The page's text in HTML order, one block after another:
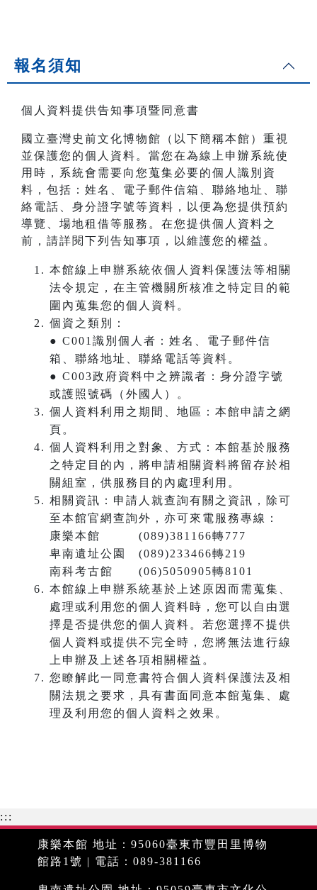
報名須知
個人資料提供告知事項暨同意書
國立臺灣史前文化博物館（以下簡稱本館）重視
並保護您的個人資料。當您在為線上申辦系統使
用時，系統會需要向您蒐集必要的個人識別資
料，包括：姓名、電子郵件信箱、聯絡地址、聯
絡電話、身分證字號等資料，以便為您提供預約
導覽、場地租借等服務。在您提供個人資料之
前，請詳閱下列告知事項，以維護您的權益。
本館線上申辦系統依個人資料保護法等相關
法令規定，在主管機關所核准之特定目的範
圍內蒐集您的個人資料。
個資之類別：
● C001識別個人者：姓名、電子郵件信
箱、聯絡地址、聯絡電話等資料。
● C003政府資料中之辨識者：身分證字號
或護照號碼（外國人）。
個人資料利用之期間、地區：本館申請之網
頁。
個人資料利用之對象、方式：本館基於服務
之特定目的內，將申請相關資料將留存於相
關組室，供服務目的內處理利用。
相關資訊：申請人就查詢有關之資訊，除可
至本館官網查詢外，亦可來電服務專線：
康樂本館 (089)381166轉777
卑南遺址公園 (089)233466轉219
南科考古館 (06)5050905轉8101
本館線上申辦系統基於上述原因而需蒐集、
處理或利用您的個人資料時，您可以自由選
擇是否提供您的個人資料。若您選擇不提供
個人資料或提供不完全時，您將無法進行線
上申辦及上述各項相關權益。
您瞭解此一同意書符合個人資料保護法及相
關法規之要求，具有書面同意本館蒐集、處
理及利用您的個人資料之效果。
:::
康樂本館 地址：95060臺東市豐田里博物
館路1號 | 電話：089-381166